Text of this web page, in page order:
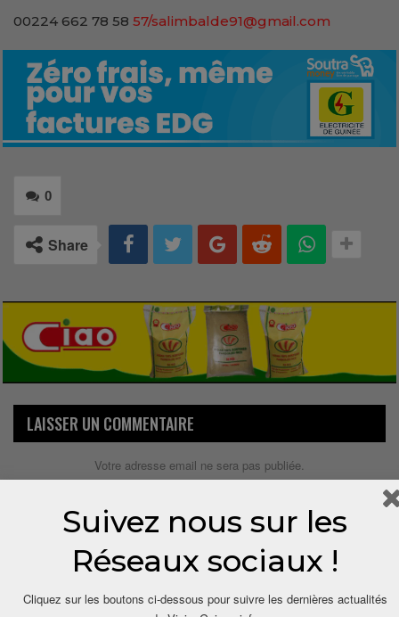
00224 662 78 58 57/salimbalde91@gmail.com
0
Share
LAISSER UN COMMENTAIRE
Votre adresse email ne sera pas publiée.
Suivez nous sur les
Réseaux sociaux !
Cliquez sur les boutons ci-dessous pour suivre les dernières actualités